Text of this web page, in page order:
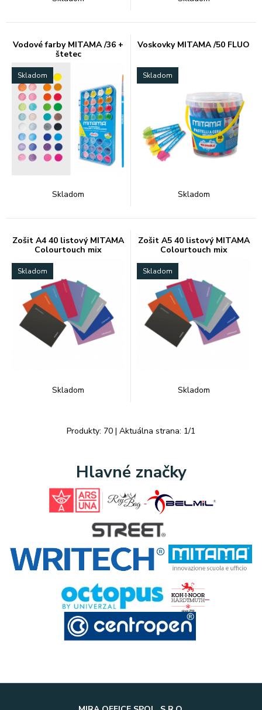
Vodové farby MITAMA /36 +
štetec
Skladom
Skladom
Voskovky MITAMA /50 FLUO
Skladom
Skladom
Zošit A4 40 listový MITAMA
Colourtouch mix
Skladom
Skladom
Zošit A5 40 listový MITAMA
Colourtouch mix
Skladom
Skladom
Produkty: 70 | Aktuálna strana: 1/1
Hlavné značky